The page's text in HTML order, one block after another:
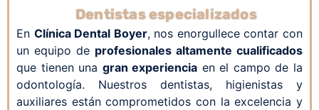
Dentistas especializados
En Clínica Dental Boyer, nos enorgullece contar con
un equipo de profesionales altamente cualificados
que tienen una gran experiencia en el campo de la
odontología. Nuestros dentistas, higienistas y
auxiliares están comprometidos con la excelencia y